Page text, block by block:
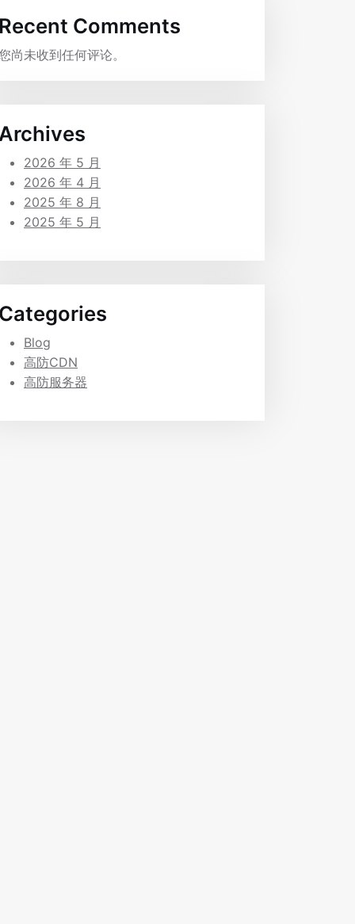
Comments
尚未收到任何评论。
2026 年 5 月
2026 年 4 月
2025 年 8 月
2025 年 5 月
Blog
高防CDN
高防服务器